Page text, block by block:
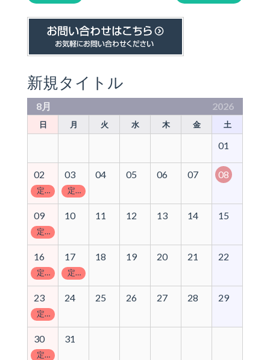
新規タイトル
8月 2026
日 月 火 水 木 金 土
01
02
定休日
03
定休日
04 05 06 07 08
09
定休日
10 11 12 13 14 15
16
定休日
17
定休日
18 19 20 21 22
23
定休日
24 25 26 27 28 29
30
定休日
31